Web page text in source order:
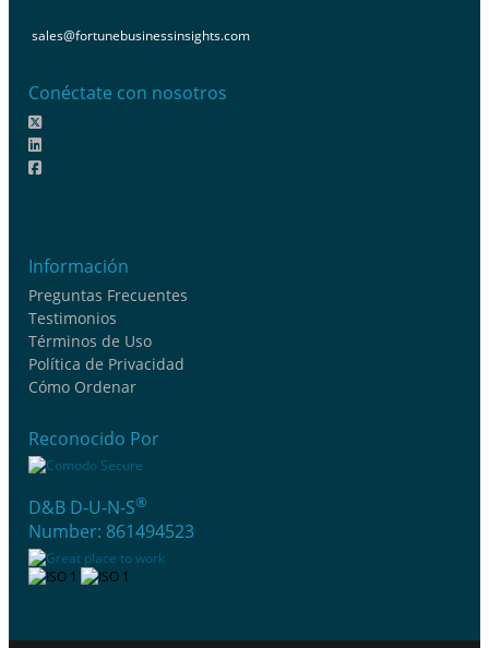
sales@fortunebusinessinsights.com
Conéctate con nosotros
Información
Preguntas Frecuentes
Testimonios
Términos de Uso
Política de Privacidad
Cómo Ordenar
Reconocido Por
D&B D-U-N-S®
Number: 861494523